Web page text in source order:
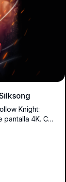
Knight:
4K. Con